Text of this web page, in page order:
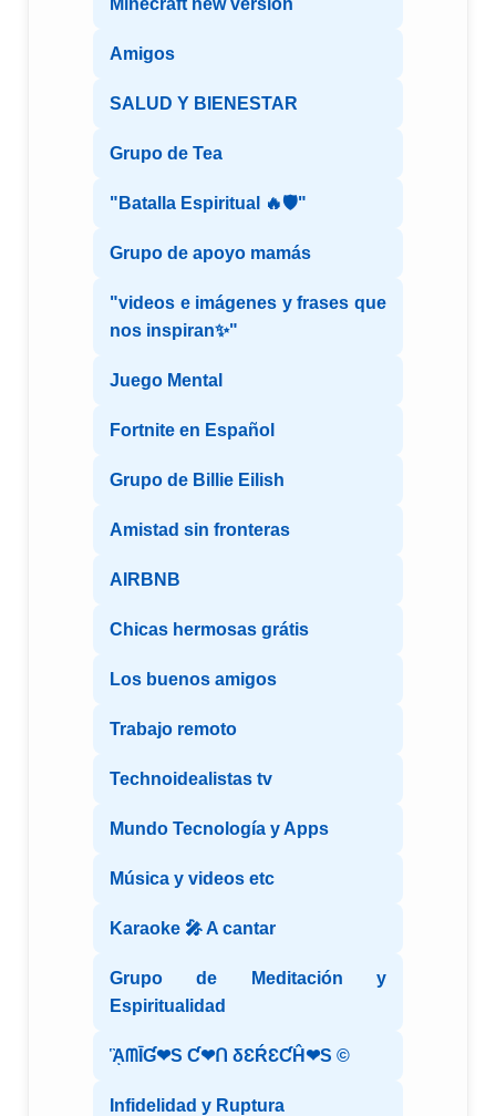
Minecraft new versión
Amigos
SALUD Y BIENESTAR
Grupo de Tea
"Batalla Espiritual 🔥🛡️"
Grupo de apoyo mamás
"videos e imágenes y frases que
nos inspiran✨"
Juego Mental
Fortnite en Español
Grupo de Billie Eilish
Amistad sin fronteras
AIRBNB
Chicas hermosas grátis
Los buenos amigos
Trabajo remoto
Technoidealistas tv
Mundo Tecnología y Apps
Música y videos etc
Karaoke 🎤 A cantar
Grupo de Meditación y
Espiritualidad
ᾋᗰĪƓ❤S Ƈ❤ᑎ δƐŔƐƇĤ❤S ©️
Infidelidad y Ruptura